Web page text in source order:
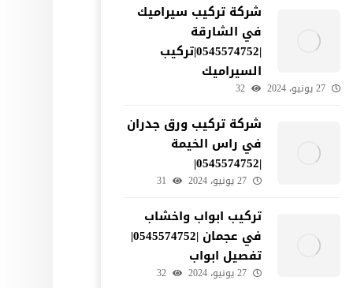
شركة تركيب سيراميك
في الشارقة
|0545574752|تركيب
السيراميك
27 يونيو، 2024 32
شركة تركيب ورق جدران
في راس الخيمة
|0545574752|
27 يونيو، 2024 31
تركيب ابواب واخشاب
في عجمان |0545574752|
تفصيل ابواب
27 يونيو، 2024 32